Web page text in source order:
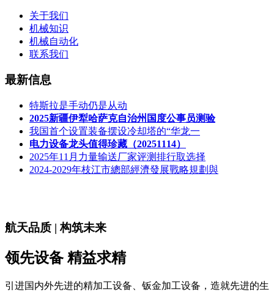
关于我们
机械知识
机械自动化
联系我们
最新信息
特斯拉是手动仍是从动
2025新疆伊犁哈萨克自治州国度公事员测验
我国首个设置装备摆设冷却塔的“华龙一
电力设备龙头值得珍藏（20251114）
2025年11月力量输送厂家评测排行取选择
2024-2029年枝江市總部經濟發展戰略規劃與
航天品质 | 构筑未来
领先设备 精益求精
引进国内外先进的精加工设备、钣金加工设备，造就先进的生